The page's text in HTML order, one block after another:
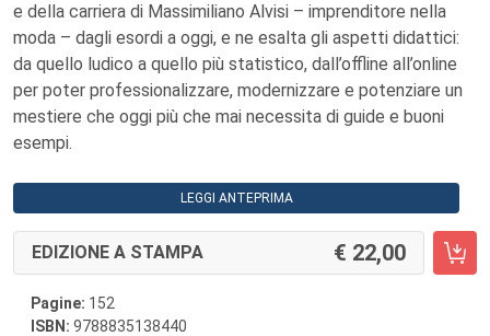
e della carriera di Massimiliano Alvisi – imprenditore nella
moda – dagli esordi a oggi, e ne esalta gli aspetti didattici:
da quello ludico a quello più statistico, dall’offline all’online
per poter professionalizzare, modernizzare e potenziare un
mestiere che oggi più che mai necessita di guide e buoni
esempi.
LEGGI ANTEPRIMA
EDIZIONE A STAMPA 22,00
Pagine: 152
ISBN: 9788835138440